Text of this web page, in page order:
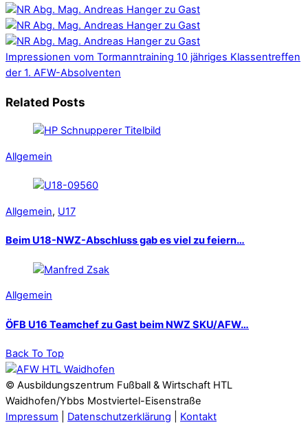
Impressionen vom Tormanntraining 10 jähriges Klassentreffen
der 1. AFW-Absolventen
Related Posts
Allgemein
Allgemein, U17
Beim U18-NWZ-Abschluss gab es viel zu feiern…
Allgemein
ÖFB U16 Teamchef zu Gast beim NWZ SKU/AFW…
Back To Top
© Ausbildungszentrum Fußball & Wirtschaft HTL
Waidhofen/Ybbs Mostviertel-Eisenstraße
Impressum
Datenschutzerklärung
Kontakt